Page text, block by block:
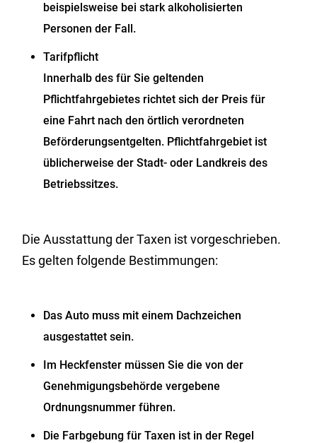
beispielsweise bei stark alkoholisierten
Personen der Fall.
Tarifpflicht
Innerhalb des für Sie geltenden
Pflichtfahrgebietes richtet sich der Preis für
eine Fahrt nach den örtlich verordneten
Beförderungsentgelten. Pflichtfahrgebiet ist
üblicherweise der Stadt- oder Landkreis des
Betriebssitzes.
Die Ausstattung der Taxen ist vorgeschrieben.
Es gelten folgende Bestimmungen:
Das Auto muss mit einem Dachzeichen
ausgestattet sein.
Im Heckfenster müssen Sie die von der
Genehmigungsbehörde vergebene
Ordnungsnummer führen.
Die Farbgebung für Taxen ist in der Regel